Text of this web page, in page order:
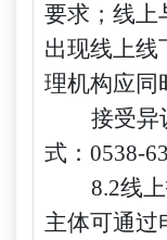
要求；线上
出现线上线
理机构应同
接受异
式： 0538-
8.2线
主体可通过